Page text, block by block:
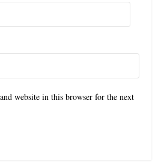
website in this browser for the next